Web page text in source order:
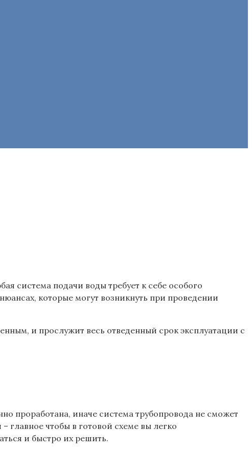
система подачи воды требует к себе особого
которые могут возникнуть при проведении
и прослужит весь отведенный срок эксплуатации с
проработана, иначе система трубопровода не сможет
чтобы в готовой схеме вы легко
и быстро их решить.